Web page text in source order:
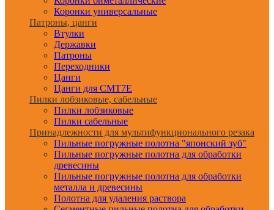
Коронки универсальные
Патроны, цанги
Втулки
Державки
Патроны
Переходники
Цанги
Цанги для CMT7E
Пилки лобзиковые, сабельные
Пилки лобзиковые
Пилки сабельные
Принадлежности для мультифункционального резака
Пильные погружные полотна "японский зуб"
Пильные погружные полотна для обработки
древесины
Пильные погружные полотна для обработки
металла и древесины
Полотна для удаления раствора